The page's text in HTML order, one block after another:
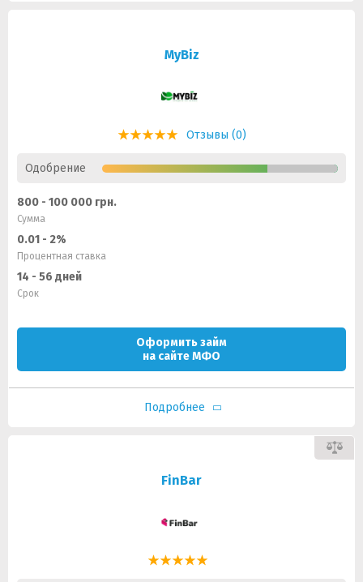
MyBiz
Отзывы (0)
Одобрение
800 - 100 000 грн.
Сумма
0.01 - 2%
Процентная ставка
14 - 56 дней
Срок
Оформить займ
на сайте МФО
Подробнее
FinBar